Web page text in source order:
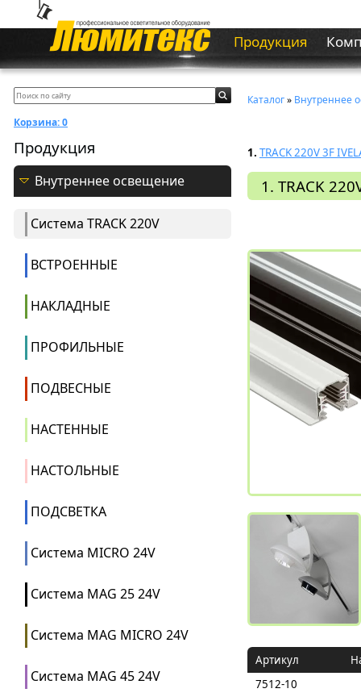
Продукция
Корзина:0
Продукция
Внутреннее освещение
Система ТRACK 220V
ВСТРОЕННЫЕ
НАКЛАДНЫЕ
ПРОФИЛЬНЫЕ
ПОДВЕСНЫЕ
НАСТЕННЫЕ
НАСТОЛЬНЫЕ
ПОДСВЕТКА
Система MICRO 24V
Система MAG 25 24V
Система MAG MICRO 24V
Система MAG 45 24V
Каталог» Внутреннее
1. TRACK 220V 3F
1. TRACK
Артикул
7512-10